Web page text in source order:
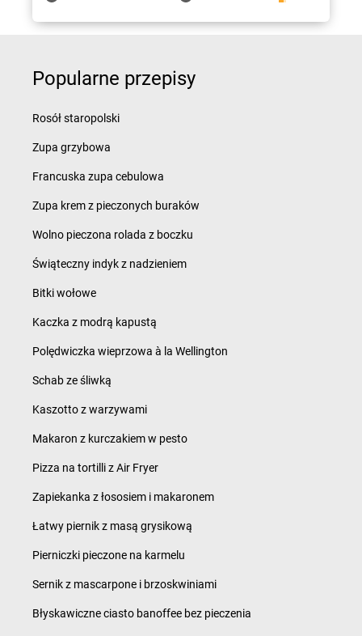
Popularne przepisy
Rosół staropolski
Zupa grzybowa
Francuska zupa cebulowa
Zupa krem z pieczonych buraków
Wolno pieczona rolada z boczku
Świąteczny indyk z nadzieniem
Bitki wołowe
Kaczka z modrą kapustą
Polędwiczka wieprzowa à la Wellington
Schab ze śliwką
Kaszotto z warzywami
Makaron z kurczakiem w pesto
Pizza na tortilli z Air Fryer
Zapiekanka z łososiem i makaronem
Łatwy piernik z masą grysikową
Pierniczki pieczone na karmelu
Sernik z mascarpone i brzoskwiniami
Błyskawiczne ciasto banoffee bez pieczenia